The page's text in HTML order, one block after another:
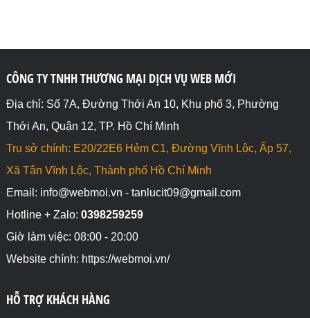
CÔNG TY TNHH THƯƠNG MẠI DỊCH VỤ WEB MỚI
Địa chỉ: Số 7A, Đường Thới An 10, Khu phố 3, Phường
Thới An, Quận 12, TP. Hồ Chí Minh
Trụ sở chính: E20/22E6 Hẻm C1, Đường Vĩnh Lộc, Ấp 57,
Xã Tân Vĩnh Lộc, Thành phố Hồ Chí Minh
Email: info@webmoi.vn - tanlucit09@gmail.com
Hotline + Zalo: 0398259259
Giờ làm việc: 08:00 - 20:00
Website chính: https://webmoi.vn/
HỖ TRỢ KHÁCH HÀNG